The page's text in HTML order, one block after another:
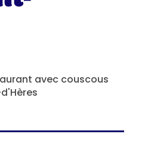
avec couscous